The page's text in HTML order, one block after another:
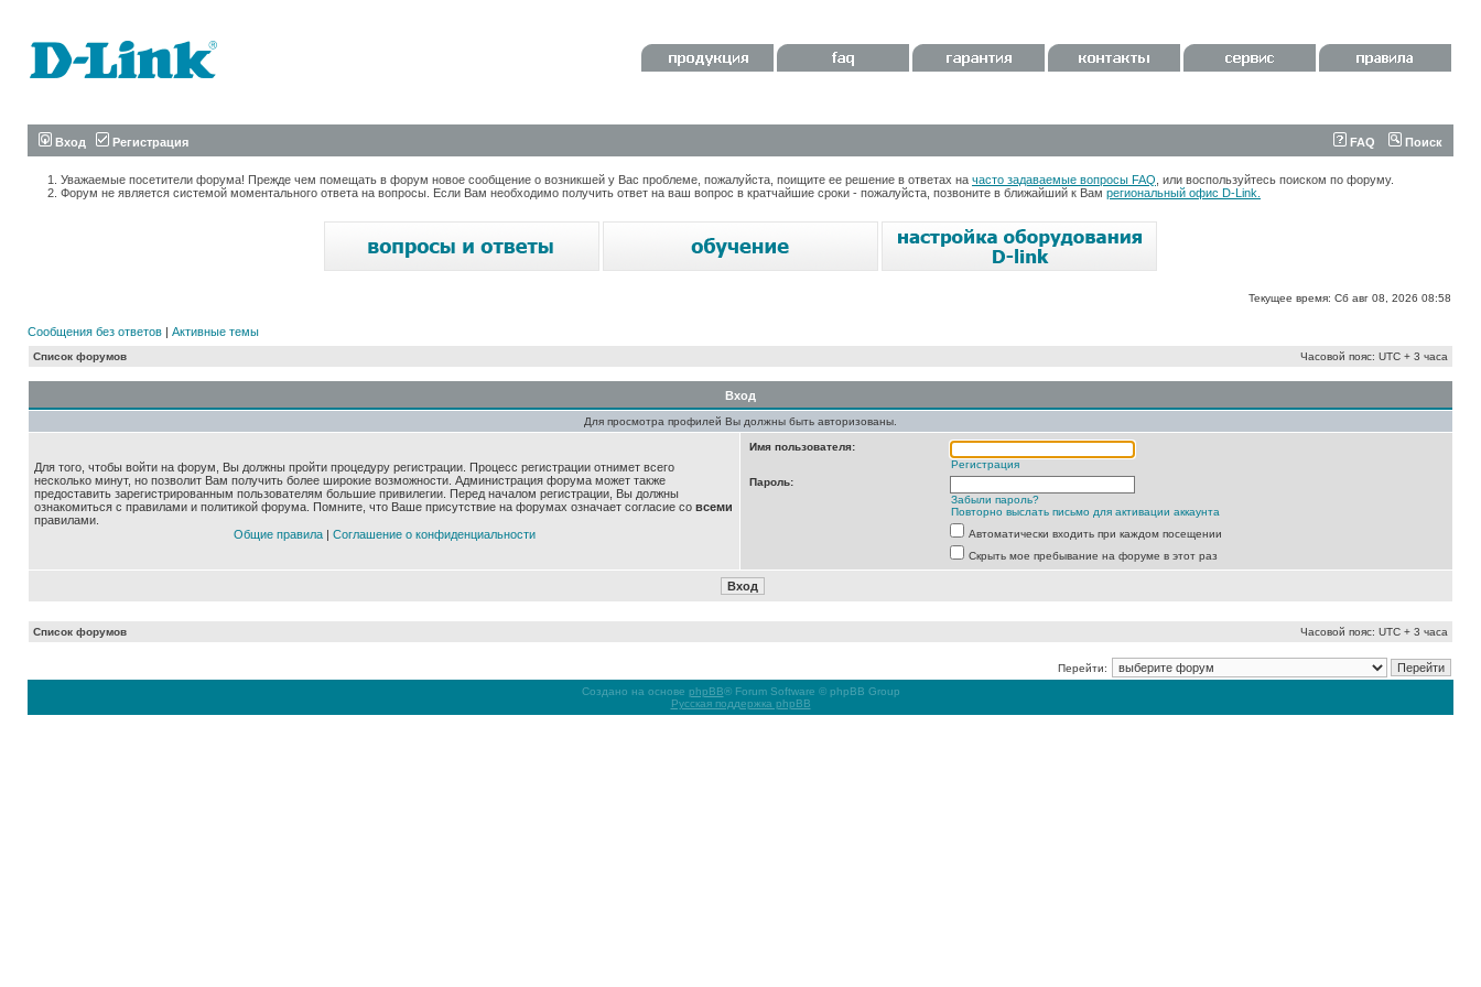
Вход Регистрация FAQ Поиск
Уважаемые посетители форума! Прежде чем помещать в форум новое сообщение о возникшей у Вас проблеме, пожалуйста, поищите ее решение в ответах на часто задаваемые вопросы FAQ , или воспользуйтесь поиском по форуму.
Форум не является системой моментального ответа на вопросы. Если Вам необходимо получить ответ на ваш вопрос в кратчайшие сроки - пожалуйста, позвоните в ближайший к Вам региональный офис D-Link.
Текущее время: Сб авг 08, 2026 08:58
Сообщения без ответов | Активные темы
Список форумов Часовой пояс: UTC + 3 часа
Вход
Для просмотра профилей Вы должны быть авторизованы.
Для того, чтобы войти на форум, Вы должны пройти процедуру регистрации. Процесс регистрации отнимет всего
несколько минут, но позволит Вам получить более широкие возможности. Администрация форума может также
предоставить зарегистрированным пользователям большие привилегии. Перед началом регистрации, Вы должны
ознакомиться с правилами и политикой форума. Помните, что Ваше присутствие на форумах означает согласие со всеми
правилами.
Общие правила| Соглашение о конфиденциальности
Имя пользователя:
Регистрация
Пароль:
Забыли пароль?
Повторно выслать письмо для активации аккаунта
Автоматически входить при каждом посещении
Скрыть мое пребывание на форуме в этот раз
Список форумов Часовой пояс: UTC + 3 часа
Перейти:
Создано на основе phpBB® Forum Software © phpBB Group
Русская поддержка phpBB